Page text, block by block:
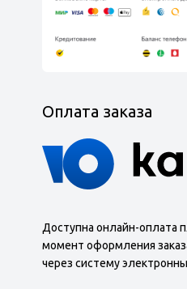
Оплата заказа
Доступна онлайн-оплата
момент оформления
через систему